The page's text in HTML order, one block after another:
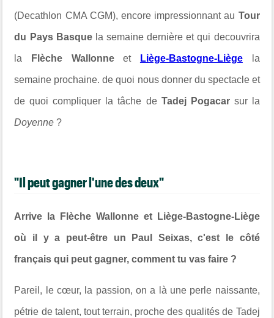
(Decathlon CMA CGM), encore impressionnant au Tour
du Pays Basque la semaine dernière et qui decouvrira
la Flèche Wallonneet Liège-Bastogne-Liège la
semaine prochaine. de quoi nous donner du spectacle et
de quoi compliquer la tâche de Tadej Pogacar sur la
Doyenne ?
"Il peut gagner l'une des deux"
Arrive la Flèche Wallonne et Liège-Bastogne-Liège
où il y a peut-être un Paul Seixas, c'est le côté
français qui peut gagner, comment tu vas faire ?
Pareil, le cœur, la passion, on a là une perle naissante,
pétrie de talent, tout terrain, proche des qualités de Tadej